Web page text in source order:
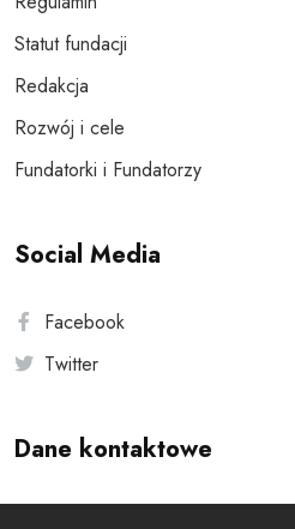
Statut fundacji
Redakcja
Rozwój i cele
Fundatorki i Fundatorzy
Social Media
Facebook
Twitter
Dane kontaktowe